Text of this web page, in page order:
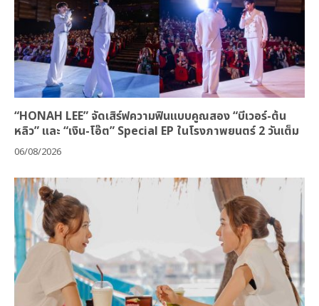
“HONAH LEE” จัดเสิร์ฟความฟินแบบคูณสอง “บีเวอร์-ต้น
หลิว” และ “เงิน-โอ๊ต” Special EP ในโรงภาพยนตร์ 2 วันเต็ม
06/08/2026